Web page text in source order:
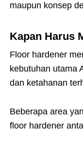
maupun konsep
Kapan Harus
Floor hardener
kebutuhan utama
dan ketahanan
Beberapa area
floor hardener